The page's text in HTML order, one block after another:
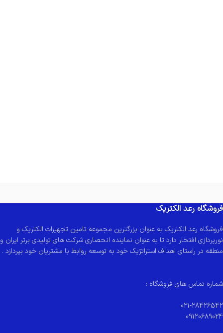
فروشگاه رعد الکتریک
فروشگاه رعد الکتریک به عنوان بزرگترین مجموعه تامین تجهیزات الکتریک و
نورپردازی افتخار دارد تا به عنوان نماینده انحصاری شرکت های تولیدی برتر ایران و
منطقه در راستای اهداف استراتژیک خود به توسعه روابط با مشتریان خود بپردازد .
شماره تماس های فروشگاه :
021-28426542
09120689024